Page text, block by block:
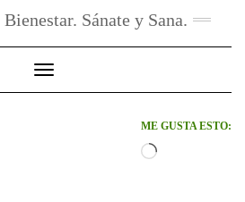
Sánate y Sana.
Toggle Navigation
ME GUSTA ESTO:
Cargando...